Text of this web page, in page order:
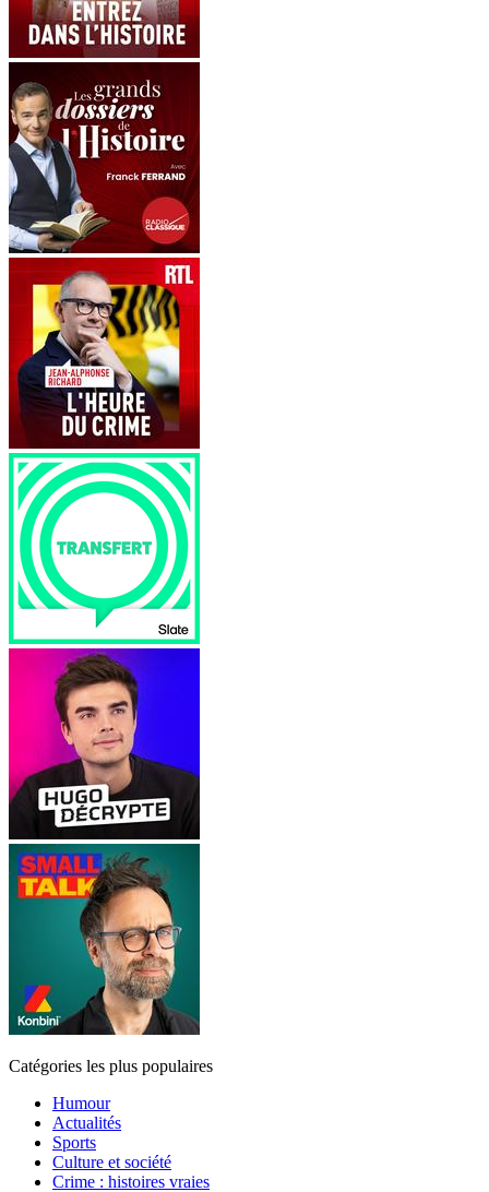
Catégories les plus populaires
Humour
Actualités
Sports
Culture et société
Crime : histoires vraies